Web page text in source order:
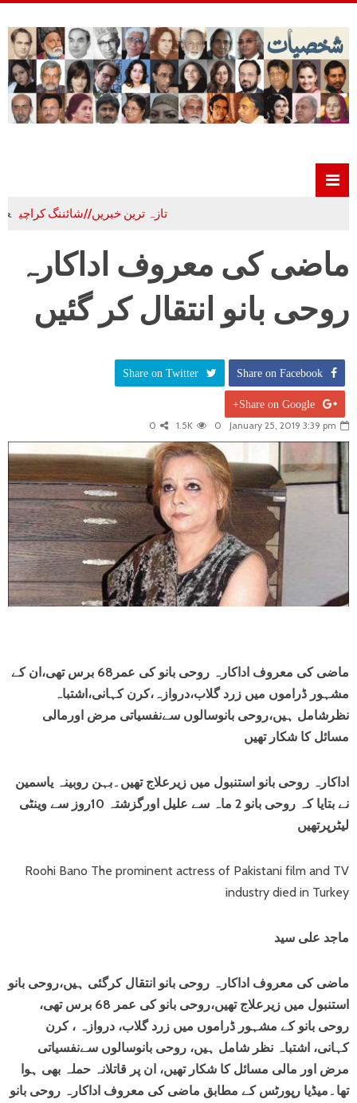
تازہ ترین خبریں//شائننگ کراچی
ماضی کی معروف اداکارہ
روحی بانو انتقال کر گئیں
Share on Facebook
Share on Twitter
Share on Google+
January 25, 2019 3:39 pm
0
1.5K
0
ماضی کی معروف اداکارہ روحی بانو کی عمر68 برس تھی،ان کے
مشہور ڈراموں میں زرد گلاب،دروازہ،کرن کہانی،اشتباہ
نظرشامل ہیں،روحی بانوسالوں سےنفسیاتی مرض اورمالی
مسائل کا شکار تھیں
اداکارہ روحی بانو استنبول میں زیرعلاج تھیں۔بہن روبینہ یاسمین
نے بتایا کہ روحی بانو 2 ماہ سے علیل اورگزشتہ 10روز سے وینٹی
لیٹرپرتھیں
Roohi Bano The prominent actress of Pakistani film and TV
industry died in Turkey
ماجد علی سید
ماضی کی معروف اداکارہ روحی بانو انتقال کرگئی ہیں،روحی بانو
استنبول میں زیرعلاج تھیں،روحی بانو کی عمر 68 برس تھی،
روحی بانو کے مشہور ڈراموں میں زرد گلاب، دروازہ ، کرن
کہانی، اشتباہ نظر شامل ہیں، روحی بانوسالوں سےنفسیاتی
مرض اور مالی مسائل کا شکار تھیں، ان پر قاتلانہ حملہ بھی ہوا
تھا۔میڈیا رپورٹس کے مطابق ماضی کی معروف اداکارہ روحی بانو